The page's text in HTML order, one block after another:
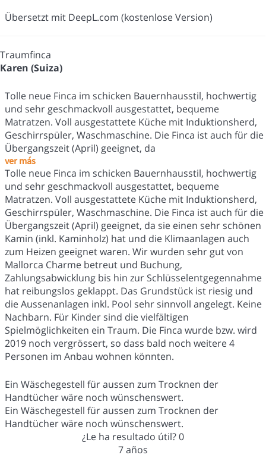
Übersetzt mit DeepL.com (kostenlose Version)
Traumfinca
Karen (Suiza)
Tolle neue Finca im schicken Bauernhausstil, hochwertig
und sehr geschmackvoll ausgestattet, bequeme
Matratzen. Voll ausgestattete Küche mit Induktionsherd,
Geschirrspüler, Waschmaschine. Die Finca ist auch für die
Übergangszeit (April) geeignet, da
ver más
Tolle neue Finca im schicken Bauernhausstil, hochwertig
und sehr geschmackvoll ausgestattet, bequeme
Matratzen. Voll ausgestattete Küche mit Induktionsherd,
Geschirrspüler, Waschmaschine. Die Finca ist auch für die
Übergangszeit (April) geeignet, da sie einen sehr schönen
Kamin (inkl. Kaminholz) hat und die Klimaanlagen auch
zum Heizen geeignet waren. Wir wurden sehr gut von
Mallorca Charme betreut und Buchung,
Zahlungsabwicklung bis hin zur Schlüsselentgegennahme
hat reibungslos geklappt. Das Grundstück ist riesig und
die Aussenanlagen inkl. Pool sehr sinnvoll angelegt. Keine
Nachbarn. Für Kinder sind die vielfältigen
Spielmöglichkeiten ein Traum. Die Finca wurde bzw. wird
2019 noch vergrössert, so dass bald noch weitere 4
Personen im Anbau wohnen könnten.
Ein Wäschegestell für aussen zum Trocknen der
Handtücher wäre noch wünschenswert.
Ein Wäschegestell für aussen zum Trocknen der
Handtücher wäre noch wünschenswert.
¿Le ha resultado útil?0
7 años